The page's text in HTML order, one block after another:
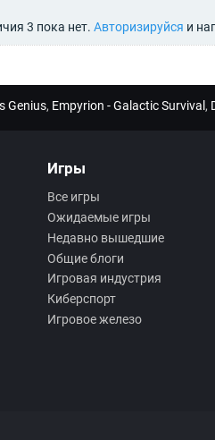
3 пока нет. Авторизируйся и
Genius, Empyrion - Galactic Survival ,
Игры
Все игры
Ожидаемые игры
Недавно вышедшие
Общие блоги
Игровая индустрия
Киберспорт
Игровое железо